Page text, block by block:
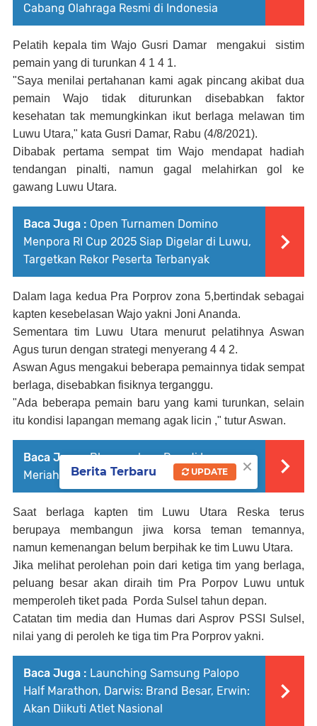
Cabang Olahraga Resmi di Indonesia
Pelatih kepala tim Wajo Gusri Damar mengakui sistim
pemain yang di turunkan 4 1 4 1.
"Saya menilai pertahanan kami agak pincang akibat dua
pemain Wajo tidak diturunkan disebabkan faktor
kesehatan tak memungkinkan ikut berlaga melawan tim
Luwu Utara," kata Gusri Damar, Rabu (4/8/2021).
Dibabak pertama sempat tim Wajo mendapat hadiah
tendangan pinalti, namun gagal melahirkan gol ke
gawang Luwu Utara.
Baca Juga : Open Turnamen Domino
Menpora RI Cup 2025 Siap Digelar di Luwu,
Targetkan Rekor Peserta Terbanyak
Dalam laga kedua Pra Porprov zona 5,bertindak sebagai
kapten kesebelasan Wajo yakni Joni Ananda.
Sementara tim Luwu Utara menurut pelatihnya Aswan
Agus turun dengan strategi menyerang 4 4 2.
Aswan Agus mengakui beberapa pemainnya tidak sempat
berlaga, disebabkan fisiknya terganggu.
"Ada beberapa pemain baru yang kami turunkan, selain
itu kondisi lapangan memang agak licin ," tutur Aswan.
Baca Juga : Bhayangkara Run di Luwu
Meriah, 1.500 Peserta Ikut Lari 5K dan 10K
Saat berlaga kapten tim Luwu Utara Reska terus
berupaya membangun jiwa korsa teman temannya,
namun kemenangan belum berpihak ke tim Luwu Utara.
Jika melihat perolehan poin dari ketiga tim yang berlaga,
peluang besar akan diraih tim Pra Porpov Luwu untuk
memperoleh tiket pada
Porda Sulsel tahun depan.
Catatan tim media dan Humas dari Asprov PSSI Sulsel,
nilai yang di peroleh ke tiga tim Pra Porprov yakni.
Baca Juga : Launching Samsung Palopo
Half Marathon, Darwis: Brand Besar, Erwin:
Akan Diikuti Atlet Nasional
×
Berita Terbaru UPDATE